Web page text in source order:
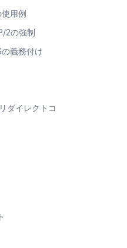
用例
2の強制
義務付け
ダイレクトコ